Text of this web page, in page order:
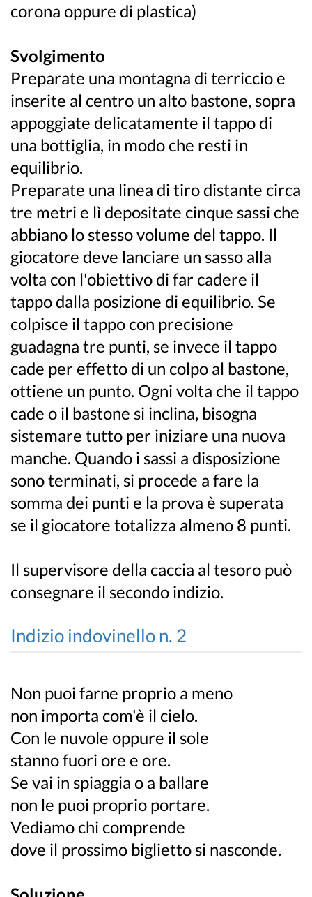
corona oppure di plastica)
Svolgimento
Preparate una montagna di terriccio e
inserite al centro un alto bastone, sopra
appoggiate delicatamente il tappo di
una bottiglia, in modo che resti in
equilibrio.
Preparate una linea di tiro distante circa
tre metri e lì depositate cinque sassi che
abbiano lo stesso volume del tappo. Il
giocatore deve lanciare un sasso alla
volta con l'obiettivo di far cadere il
tappo dalla posizione di equilibrio. Se
colpisce il tappo con precisione
guadagna tre punti, se invece il tappo
cade per effetto di un colpo al bastone,
ottiene un punto. Ogni volta che il tappo
cade o il bastone si inclina, bisogna
sistemare tutto per iniziare una nuova
manche. Quando i sassi a disposizione
sono terminati, si procede a fare la
somma dei punti e la prova è superata
se il giocatore totalizza almeno 8 punti.
Il supervisore della caccia al tesoro può
consegnare il secondo indizio.
Indizio indovinello n. 2
Non puoi farne proprio a meno
non importa com'è il cielo.
Con le nuvole oppure il sole
stanno fuori ore e ore.
Se vai in spiaggia o a ballare
non le puoi proprio portare.
Vediamo chi comprende
dove il prossimo biglietto si nasconde.